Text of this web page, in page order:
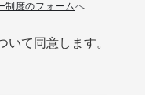
制度のフォームへ
て同意します。